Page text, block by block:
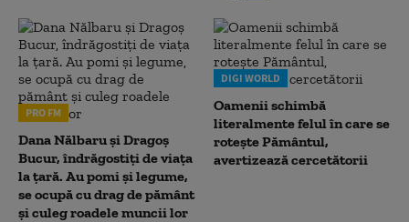
PRO FM
Dana Nălbaru și Dragoș
Bucur, îndrăgostiți de viața
la țară. Au pomi și legume,
se ocupă cu drag de pământ
și culeg roadele muncii lor
DIGI WORLD
Oamenii schimbă
literalmente felul în care se
rotește Pământul,
avertizează cercetătorii